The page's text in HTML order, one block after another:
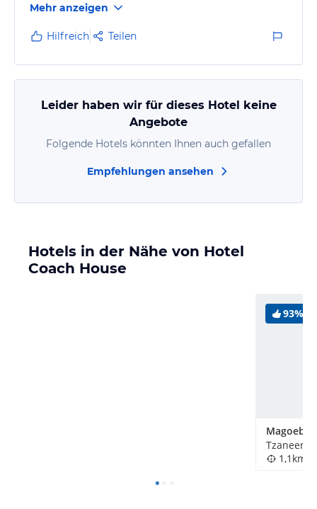
Das Gelände ist durch Security und e-Zäune
gesichert.
Die Gästestruktur sehr vielfältig, von der
Touristenfamilie über Geschäftsreisende alles
vorhanden
Ein absolutes MUSS ist das handmade "Honey &
Macadamia Nougat". Es gibt täglich einige Stücke
aufs Zimmer, käuflich erwerben kann man…
Mehr anzeigen
Hilfreich Teilen
Leider haben wir für dieses Hotel keine
Angebote
Folgende Hotels könnten Ihnen auch gefallen
Empfehlungen ansehen
Hotels in der Nähe von Hotel
Coach House
93%
Tzaneen,
1,1km